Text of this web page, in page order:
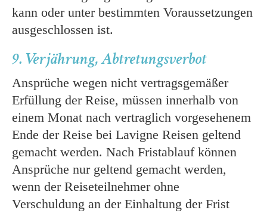
kann oder unter bestimmten Voraussetzungen
ausgeschlossen ist.
9. Verjährung, Abtretungsverbot
Ansprüche wegen nicht vertragsgemäßer
Erfüllung der Reise, müssen innerhalb von
einem Monat nach vertraglich vorgesehenem
Ende der Reise bei Lavigne Reisen geltend
gemacht werden. Nach Fristablauf können
Ansprüche nur geltend gemacht werden,
wenn der Reiseteilnehmer ohne
Verschuldung an der Einhaltung der Frist